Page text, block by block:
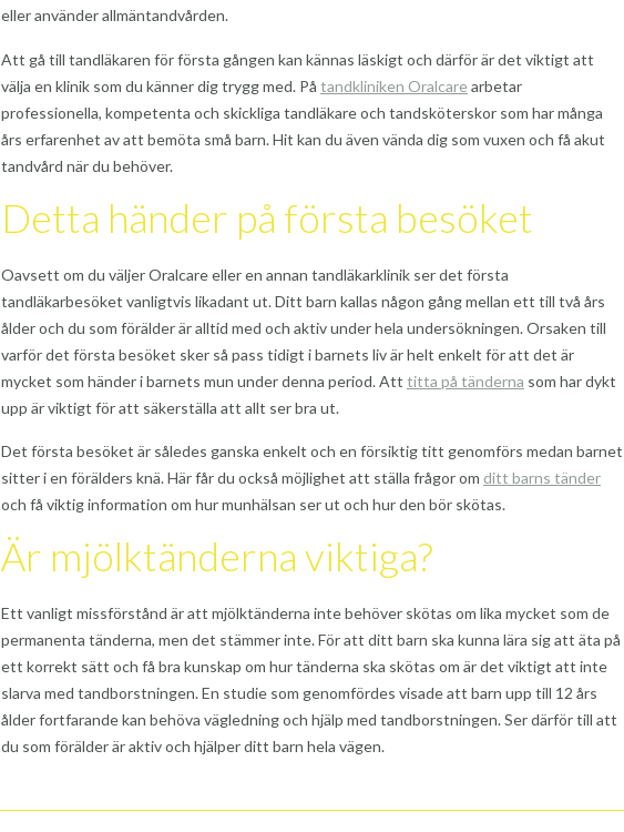
eller använder allmäntandvården.
Att gå till tandläkaren för första gången kan kännas läskigt och därför är det viktigt att
välja en klinik som du känner dig trygg med. På tandkliniken Oralcare arbetar
professionella, kompetenta och skickliga tandläkare och tandsköterskor som har många
års erfarenhet av att bemöta små barn. Hit kan du även vända dig som vuxen och få akut
tandvård när du behöver.
Detta händer på första besöket
Oavsett om du väljer Oralcare eller en annan tandläkarklinik ser det första
tandläkarbesöket vanligtvis likadant ut. Ditt barn kallas någon gång mellan ett till två års
ålder och du som förälder är alltid med och aktiv under hela undersökningen. Orsaken till
varför det första besöket sker så pass tidigt i barnets liv är helt enkelt för att det är
mycket som händer i barnets mun under denna period. Att titta på tänderna som har dykt
upp är viktigt för att säkerställa att allt ser bra ut.
Det första besöket är således ganska enkelt och en försiktig titt genomförs medan barnet
sitter i en förälders knä. Här får du också möjlighet att ställa frågor om ditt barns tänder
och få viktig information om hur munhälsan ser ut och hur den bör skötas.
Är mjölktänderna viktiga?
Ett vanligt missförstånd är att mjölktänderna inte behöver skötas om lika mycket som de
permanenta tänderna, men det stämmer inte. För att ditt barn ska kunna lära sig att äta på
ett korrekt sätt och få bra kunskap om hur tänderna ska skötas om är det viktigt att inte
slarva med tandborstningen. En studie som genomfördes visade att barn upp till 12 års
ålder fortfarande kan behöva vägledning och hjälp med tandborstningen. Ser därför till att
du som förälder är aktiv och hjälper ditt barn hela vägen.